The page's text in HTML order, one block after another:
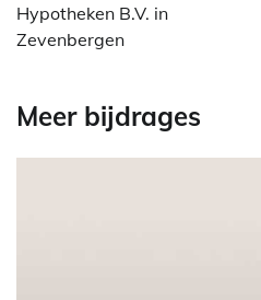
Hypotheken B.V. in
Zevenbergen
Meer bijdrages